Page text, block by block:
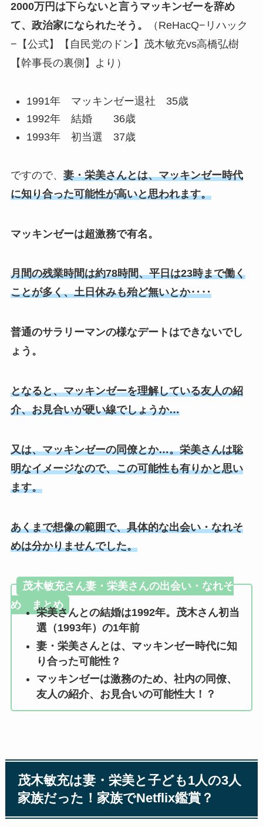
2000万円は下らないと言うマッキンゼーを辞め
て、政治家になられたそう。
（ReHacQ−リハック
−【公式】【自民党のドン】茂木敏充vs高橋弘樹
【幹事長の裏側】より）
1991年 マッキンゼー退社 35歳
1992年 結婚 36歳
1993年 初当選 37歳
ですので、 妻・栄美さんとは、マッキンゼー時代
に知り合った可能性が高いと思われます。
マッキンゼーは超激務で有名。
月間の残業時間は約78時間、平日は23時まで働く
ことが多く、土日休みも殆ど無いとか‥‥
普通のサラリーマンの様なデートはできないでし
ょう。
となると、マッキンゼーを理解している友人の紹
介、お見合いが硬い線でしょうか…
又は、マッキンゼーの同僚とか…。栄美さんは聡
明なイメージなので、この可能性も有りかと思い
ます。
あくまで想像の範囲で、具体的な出会い・なれそ
めは分かりませんでした。
茂木敏充さん妻・栄美さんの出会い・なれそ
め まとめ
栄美さんとの結婚は1992年。茂木さん初当
選（1993年）の1年前
妻・栄美さんとは、マッキンゼー時代に知
り合った可能性？
マッキンゼーは激務のため、社内の同僚、
友人の紹介、お見合いの可能性大！？
茂木敏充は妻・栄美と子ども1人の3人
家族だった！家族でNetflix鑑賞？